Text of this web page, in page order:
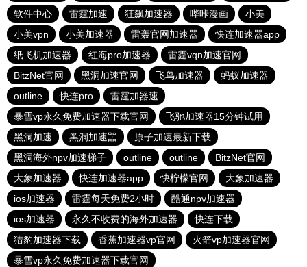
软件中心
雷霆加速 狂飙加速器 哔咔漫画
小美
小美vpn
小美加速器 雷轰官网加速器
快连加速器app
纸飞机加速器
红海pro加速器
雷霆vqn加速官网
BitzNet官网
黑洞加速官网 飞鸟加速器
蚂蚁加速器
outline
快连pro
雷霆加器速
暴雪vp永久免费加速器下载官网
飞驰加速器15分钟试用
黑洞加速
黑洞加速噐
原子加速最新下载
黑洞海外npv加速梯子
outline outline
BitzNet官网
大象加速器
快连加速器app 快柠檬官网
大象加速器
ios加速器
雷霆每天免费2小时
酷通npv加速器
ios加速器
永久不收费的海外加速器
快连下载
猎豹加速器下载
香蕉加速器vp官网
火箭vp加速器官网
暴雪vp永久免费加速器下载官网